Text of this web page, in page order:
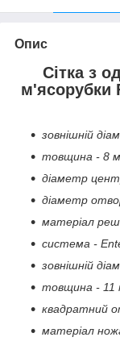
Опис
Сітка з
м'ясорубки
зовнішній
товщина - 8
діаметр
діаметр
матеріал
система -
зовнішній
товщина - 11
квадратний
матеріал